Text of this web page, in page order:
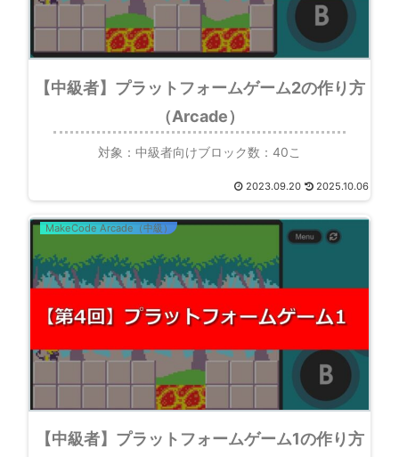
【中級者】プラットフォームゲーム2の作り方
（Arcade）
対象：中級者向けブロック数：40こ
2023.09.20 2025.10.06
MakeCode Arcade（中級）
【中級者】プラットフォームゲーム1の作り方